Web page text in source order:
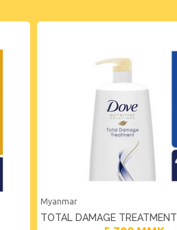
Myanmar
TOTAL DAMAGE TREATMENT